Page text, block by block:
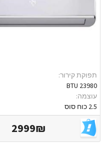
תפוקת קירור:
23980 BTU
עוצמה:
2.5 כוח סוס
2999₪